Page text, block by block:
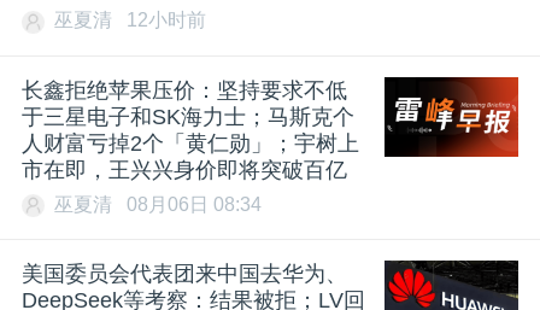
巫夏清 12小时前
长鑫拒绝苹果压价：坚持要求不低
于三星电子和SK海力士；马斯克个
人财富亏掉2个「黄仁勋」；宇树上
市在即，王兴兴身价即将突破百亿
巫夏清 08月06日 08:34
美国委员会代表团来中国去华为、
DeepSeek等考察：结果被拒；LV回